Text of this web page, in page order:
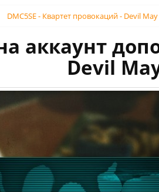
DMC5SE - Квартет провокаций - Devil
аккаунт
Devil